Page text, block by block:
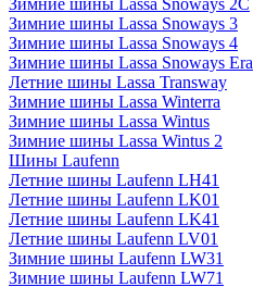
Зимние шины Lassa Snoways 2C
Зимние шины Lassa Snoways 3
Зимние шины Lassa Snoways 4
Зимние шины Lassa Snoways Era
Летние шины Lassa Transway
Зимние шины Lassa Winterra
Зимние шины Lassa Wintus
Зимние шины Lassa Wintus 2
Шины Laufenn
Летние шины Laufenn LH41
Летние шины Laufenn LK01
Летние шины Laufenn LK41
Летние шины Laufenn LV01
Зимние шины Laufenn LW31
Зимние шины Laufenn LW71